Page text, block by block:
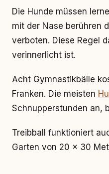
Die Hunde müssen
mit der Nase berühren
verboten. Diese Regel
verinnerlicht ist.
Acht Gymnastikbälle
Franken. Die meisten
Schnupperstunden an,
Treibball funktioniert
Garten von 20 x 30